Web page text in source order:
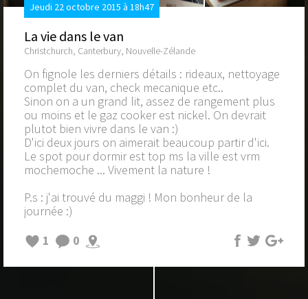
Jeudi 22 octobre 2015 à 18h47
La vie dans le van
Christchurch, Canterbury, Nouvelle-Zélande
On fignole les derniers détails : rideaux, nettoyage
complet du van, check mecanique etc..
Sinon on a un grand lit, assez de rangement plus
ou moins et le gaz cooker est nickel. On devrait
plutot bien vivre dans le van :)
D'ici deux jours on aimerait beaucoup partir d'ici.
Le spot pour dormir est top ms la ville est vrm
mochemoche ... Vivement la nature !
P.s : j'ai trouvé du maggi ! Mon bonheur de la
journée :)
1
0